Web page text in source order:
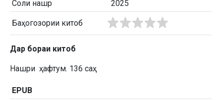
Соли нашр
2025
Баҳогозории китоб
Дар бораи китоб
Нашри ҳафтум. 136 саҳ
EPUB